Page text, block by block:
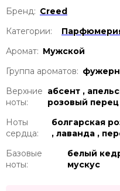
Бренд: Creed
Категории:
Аромат: Мужской
Группа ароматов:
Верхние
ноты:
абсент ,
розовый
Ноты
сердца:
болгарская
, лаванда ,
Базовые
ноты:
белый
мускус